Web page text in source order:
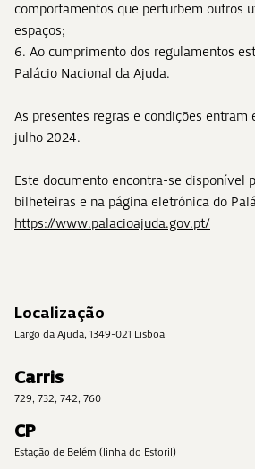
comportamentos que perturbem outros
espaços;
6. Ao cumprimento dos regulamentos
Palácio Nacional da Ajuda.
As presentes regras e condições entram
julho 2024.
Este documento encontra-se disponível
bilheteiras e na página eletrónica do
https://www.palacioajuda.gov.pt/
Localização
Largo da Ajuda, 1349-021 Lisboa
Carris
729, 732, 742, 760
CP
Estação de Belém (linha do Estoril)